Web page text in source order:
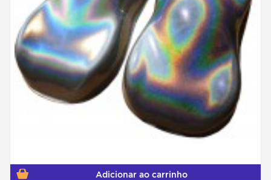
Adicionar ao carrinho